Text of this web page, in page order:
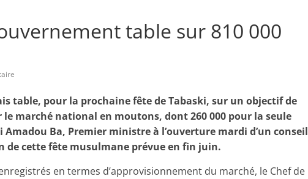
table sur 810 000
table, pour la prochaine fête de Tabaski, sur un objectif de
marché national en moutons, dont 260 000 pour la seule
Ba, Premier ministre à l’ouverture mardi d’un conseil
cette fête musulmane prévue en fin juin.
en termes d’approvisionnement du marché, le Chef de